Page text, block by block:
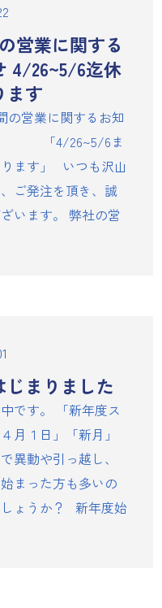
営業に関する
4/26~5/6迄休
ます
の営業に関するお知
「4/26~5/6ま
ます」 いつも沢山
ご発注を頂き、誠
います。 弊社の営
じまりました
です。 「新年度ス
月１日」「新月」
異動や引っ越し、
まった方も多いの
ょうか？ 新年度始